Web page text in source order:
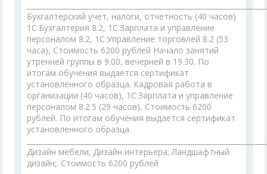
Бухгалтерский учет, налоги, отчетность (40 часов)
1С:Бухгалтерия 8.2, 1С:Зарплата и управление
персоналом 8.2, 1С:Управление торговлей 8.2 (53
часа), Стоимость 6200 рублей Начало занятий
утренней группы в 9.00, вечерней в 19.30. По
итогам обучения выдается сертификат
установленного образца. Кадровая работа в
организации (40 часов), 1С:Зарплата и управление
персоналом 8.2.5 (29 часов), Стоимость 6200
рублей. По итогам обучения выдается сертификат
установленного образца.
Дизайн мебели; Дизайн интерьера; Ландшафтный
дизайн;. Стоимость 6200 рублей